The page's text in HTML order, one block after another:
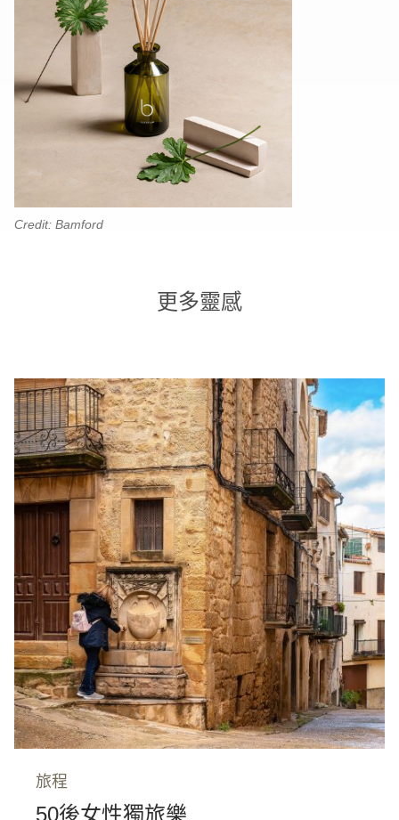
Credit: Bamford
更多靈感
旅程
50後女性獨旅樂